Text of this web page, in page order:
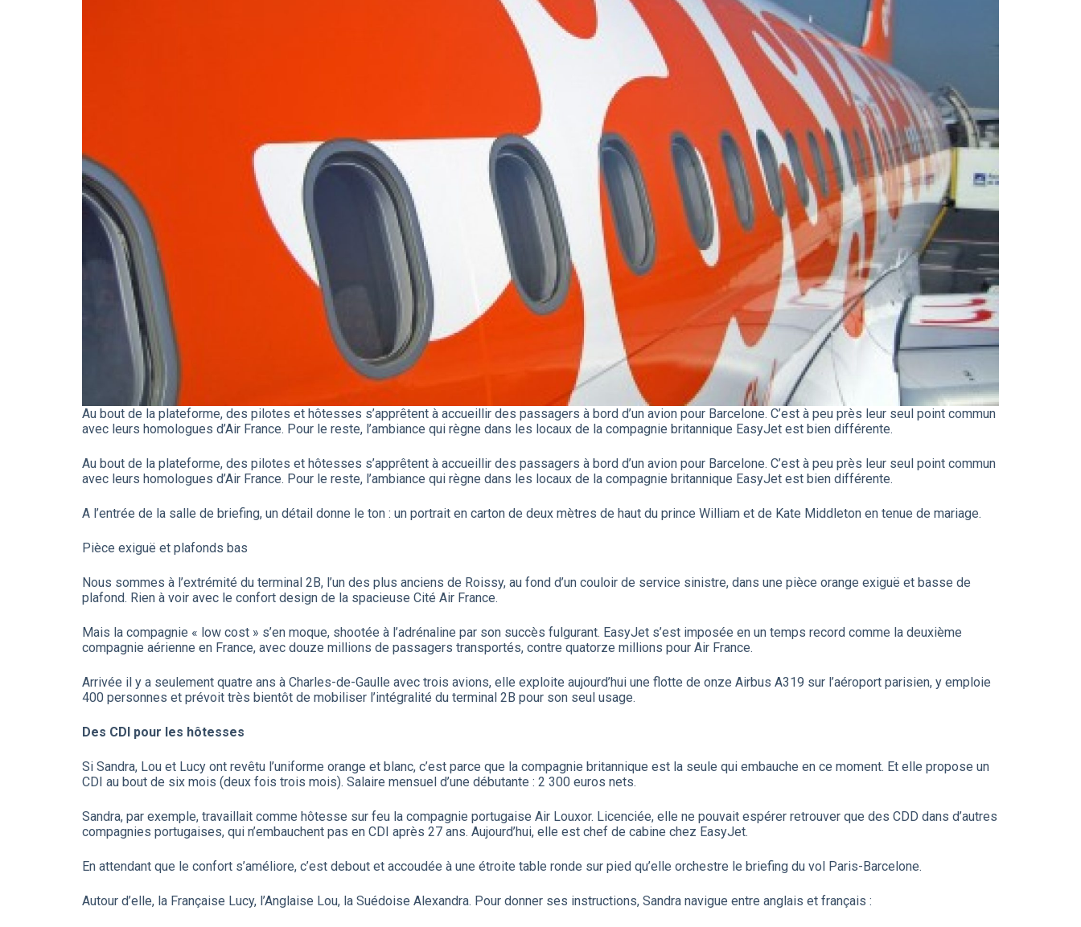
Au bout de la plateforme, des pilotes et hôtesses s’apprêtent à accueillir des passagers à bord d’un avion pour Barcelone. C’est à peu près leur seul point commun
avec leurs homologues d’Air France. Pour le reste, l’ambiance qui règne dans les locaux de la compagnie britannique EasyJet est bien différente.
Au bout de la plateforme, des pilotes et hôtesses s’apprêtent à accueillir des passagers à bord d’un avion pour Barcelone. C’est à peu près leur seul point commun
avec leurs homologues d’Air France. Pour le reste, l’ambiance qui règne dans les locaux de la compagnie britannique EasyJet est bien différente.
A l’entrée de la salle de briefing, un détail donne le ton : un portrait en carton de deux mètres de haut du prince William et de Kate Middleton en tenue de mariage.
Pièce exiguë et plafonds bas
Nous sommes à l’extrémité du terminal 2B, l’un des plus anciens de Roissy, au fond d’un couloir de service sinistre, dans une pièce orange exiguë et basse de
plafond. Rien à voir avec le confort design de la spacieuse Cité Air France.
Mais la compagnie « low cost » s’en moque, shootée à l’adrénaline par son succès fulgurant. EasyJet s’est imposée en un temps record comme la deuxième
compagnie aérienne en France, avec douze millions de passagers transportés, contre quatorze millions pour Air France.
Arrivée il y a seulement quatre ans à Charles-de-Gaulle avec trois avions, elle exploite aujourd’hui une flotte de onze Airbus A319 sur l’aéroport parisien, y emploie
400 personnes et prévoit très bientôt de mobiliser l’intégralité du terminal 2B pour son seul usage.
Des CDI pour les hôtesses
Si Sandra, Lou et Lucy ont revêtu l’uniforme orange et blanc, c’est parce que la compagnie britannique est la seule qui embauche en ce moment. Et elle propose un
CDI au bout de six mois (deux fois trois mois). Salaire mensuel d’une débutante : 2 300 euros nets.
Sandra, par exemple, travaillait comme hôtesse sur feu la compagnie portugaise Air Louxor. Licenciée, elle ne pouvait espérer retrouver que des CDD dans d’autres
compagnies portugaises, qui n’embauchent pas en CDI après 27 ans. Aujourd’hui, elle est chef de cabine chez EasyJet.
En attendant que le confort s’améliore, c’est debout et accoudée à une étroite table ronde sur pied qu’elle orchestre le briefing du vol Paris-Barcelone.
Autour d’elle, la Française Lucy, l’Anglaise Lou, la Suédoise Alexandra. Pour donner ses instructions, Sandra navigue entre anglais et français :